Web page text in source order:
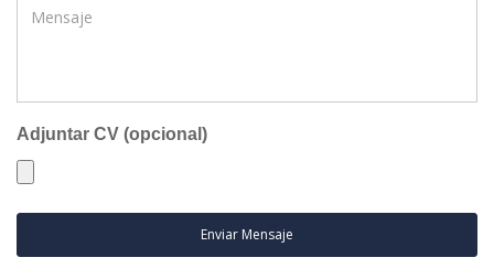
Adjuntar CV (opcional)
Enviar Mensaje